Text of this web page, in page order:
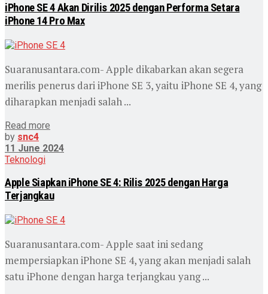
iPhone SE 4 Akan Dirilis 2025 dengan Performa Setara
iPhone 14 Pro Max
Suaranusantara.com- Apple dikabarkan akan segera
merilis penerus dari iPhone SE 3, yaitu iPhone SE 4, yang
diharapkan menjadi salah ...
Read more
by snc4
11 June 2024
Teknologi
Apple Siapkan iPhone SE 4: Rilis 2025 dengan Harga
Terjangkau
Suaranusantara.com- Apple saat ini sedang
mempersiapkan iPhone SE 4, yang akan menjadi salah
satu iPhone dengan harga terjangkau yang ...